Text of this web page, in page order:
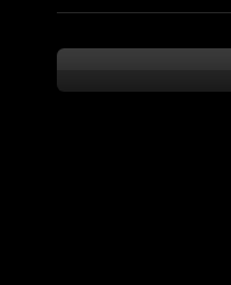
archivedproject :